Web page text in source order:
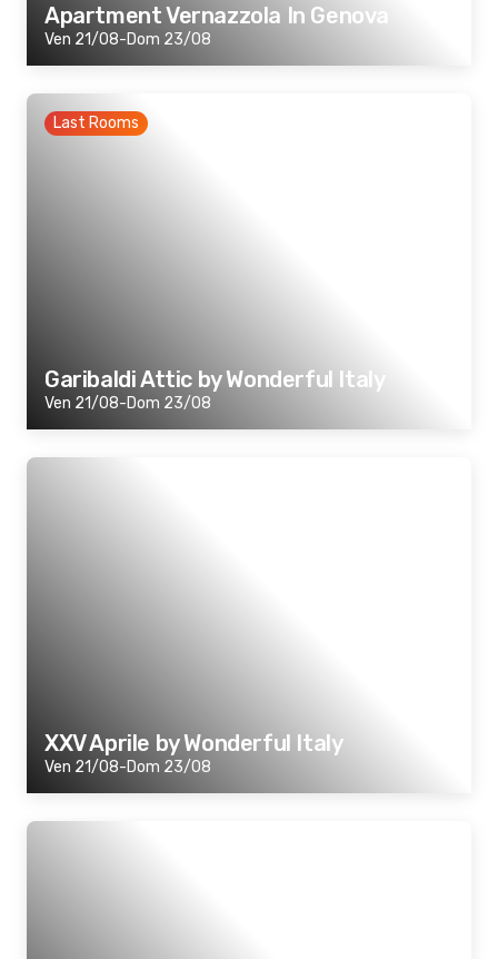
Apartment Vernazzola In Genova
Ven 21/08-Dom 23/08
Last Rooms
Garibaldi Attic by Wonderful Italy
Ven 21/08-Dom 23/08
XXV Aprile by Wonderful Italy
Ven 21/08-Dom 23/08